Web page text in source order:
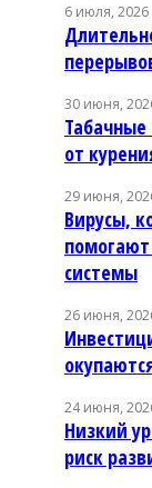
6 июля, 2026
30 июня,
от
29 июня,
Вирусы,
системы
26 июня,
24 июня,
Низкий
риск